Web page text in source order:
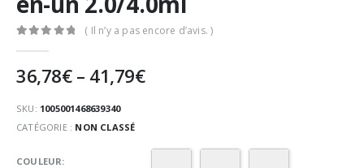
( Il n’y a pas encore d’avis. )
36,78€– 41,79€
SKU: 1005001468639340
CATÉGORIE : NON CLASSÉ
COULEUR